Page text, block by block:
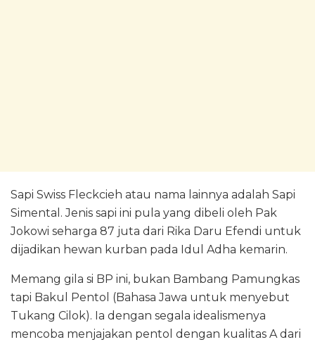
Sapi Swiss Fleckcieh atau nama lainnya adalah Sapi
Simental. Jenis sapi ini pula yang dibeli oleh Pak
Jokowi seharga 87 juta dari Rika Daru Efendi untuk
dijadikan hewan kurban pada Idul Adha kemarin.
Memang gila si BP ini, bukan Bambang Pamungkas
tapi Bakul Pentol (Bahasa Jawa untuk menyebut
Tukang Cilok). Ia dengan segala idealismenya
mencoba menjajakan pentol dengan kualitas A dari